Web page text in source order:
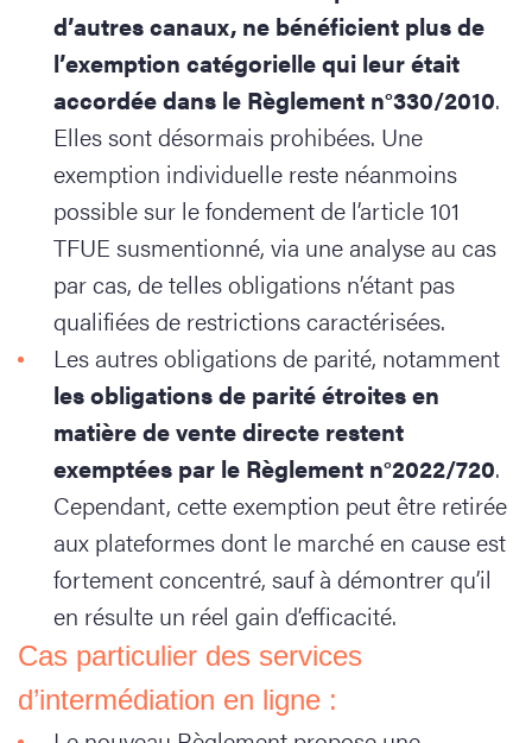
d’autres canaux, ne bénéficient plus de
l’exemption catégorielle qui leur était
accordée dans le Règlement n°330/2010.
Elles sont désormais prohibées. Une
exemption individuelle reste néanmoins
possible sur le fondement de l’article 101
TFUE susmentionné, via une analyse au cas
par cas, de telles obligations n’étant pas
qualifiées de restrictions caractérisées.
Les autres obligations de parité, notamment
les obligations de parité étroites en
matière de vente directe restent
exemptées par le Règlement n°2022/720.
Cependant, cette exemption peut être retirée
aux plateformes dont le marché en cause est
fortement concentré, sauf à démontrer qu’il
en résulte un réel gain d’efficacité.
Cas particulier des services
d’intermédiation en ligne :